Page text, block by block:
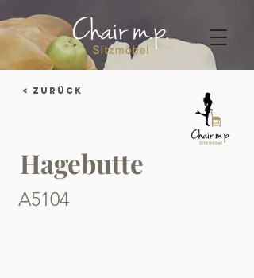
< Zurück
Hagebutte
A5104